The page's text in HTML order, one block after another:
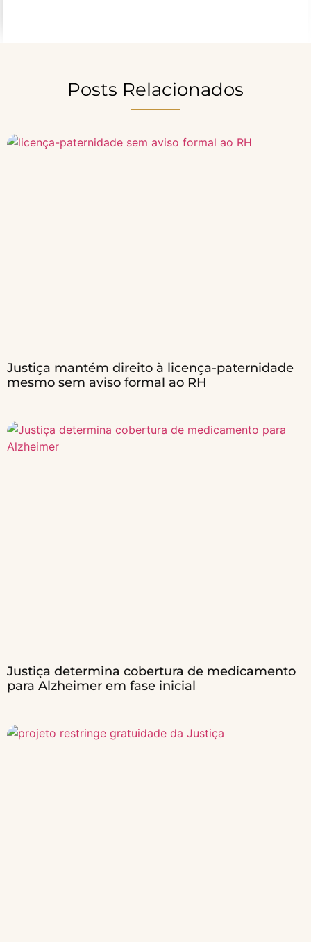
Posts Relacionados
Justiça mantém direito à licença-paternidade
mesmo sem aviso formal ao RH
Justiça determina cobertura de medicamento
para Alzheimer em fase inicial